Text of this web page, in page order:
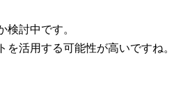
討中です。
活用する可能性が高いですね。